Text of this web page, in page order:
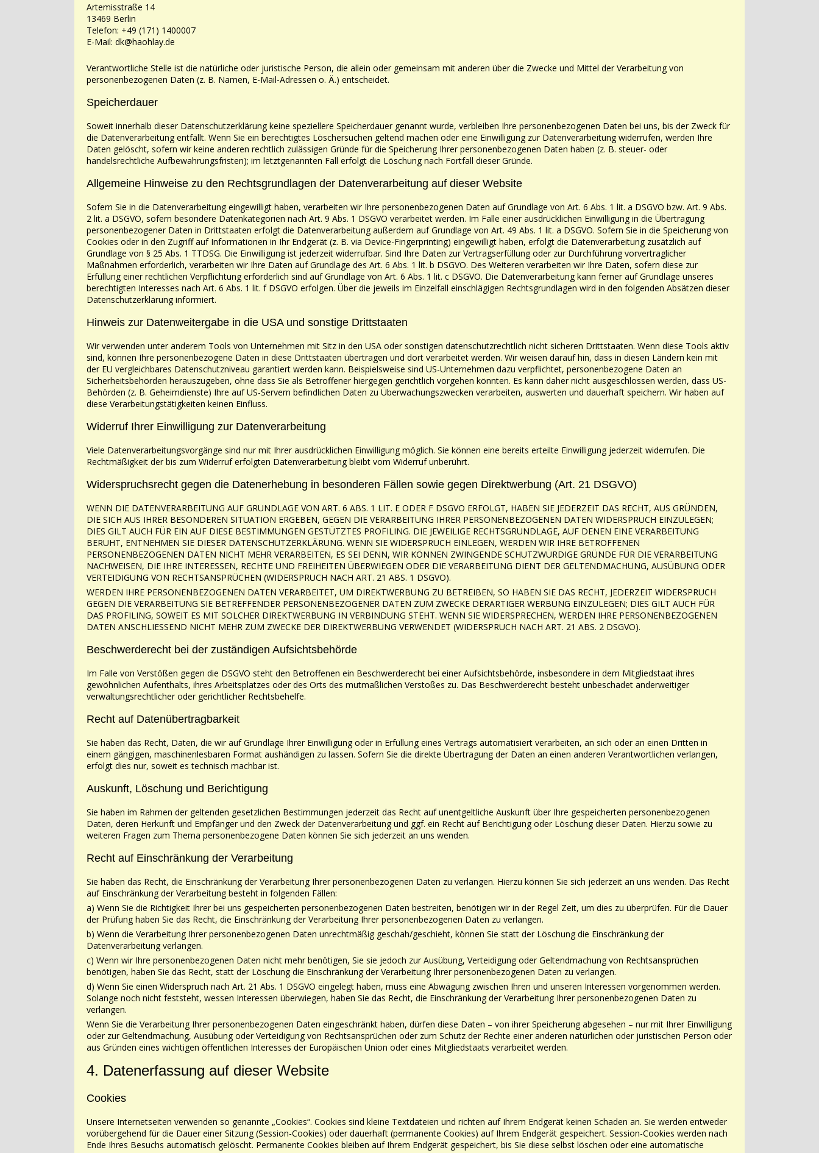
Artemisstraße 14
13469 Berlin
Telefon: +49 (171) 1400007
E-Mail: dk@haohlay.de
Verantwortliche Stelle ist die natürliche oder juristische Person, die allein oder gemeinsam mit anderen überdie Zwecke und Mittel der Verarbeitung von
personenbezogenen Daten (z. B. Namen, E-Mail-Adressen o. Ä.) entscheidet.
Speicherdauer
Soweit innerhalb dieser Datenschutzerklärung keine speziellere Speicherdauer genannt wurde, verbleiben Ihre personenbezogenen Daten bei uns, bis der Zweck für
die Datenverarbeitung entfällt. Wenn Sie ein berechtigtes Löschersuchen geltend machen oder eine Einwilligung zur Datenverarbeitung widerrufen, werden Ihre
Daten gelöscht, sofern wir keine anderen rechtlich zulässigen Gründe für die Speicherung Ihrerpersonenbezogenen Daten haben (z. B. steuer- oder
handelsrechtliche Aufbewahrungsfristen); im letztgenannten Fall erfolgt die Löschung nach Fortfall dieser Gründe.
Allgemeine Hinweise zu den Rechtsgrundlagen der Datenverarbeitung auf dieser Website
Sofern Sie in die Datenverarbeitung eingewilligt haben, verarbeiten wir Ihre personenbezogenen Daten aufGrundlage von Art. 6 Abs. 1 lit. a DSGVO bzw. Art. 9 Abs.
2 lit. a DSGVO, sofern besondere Datenkategorien nach Art. 9 Abs. 1 DSGVO verarbeitet werden. Im Falle einer ausdrücklichen Einwilligung in die Übertragung
personenbezogener Daten in Drittstaaten erfolgt die Datenverarbeitung außerdem auf Grundlage von Art. 49 Abs. 1 lit. a DSGVO. Sofern Sie in die Speicherung von
Cookies oder in den Zugriff auf Informationen in Ihr Endgerät (z. B. via Device-Fingerprinting) eingewilligt haben, erfolgt die Datenverarbeitung zusätzlich auf
Grundlage von § 25 Abs. 1 TTDSG. Die Einwilligung ist jederzeit widerrufbar. Sind Ihre Daten zurVertragserfüllung oder zur Durchführung vorvertraglicher
Maßnahmen erforderlich, verarbeiten wir Ihre Daten auf Grundlage des Art. 6 Abs. 1 lit. b DSGVO. Des Weiteren verarbeiten wir Ihre Daten, sofern diese zur
Erfüllung einer rechtlichen Verpflichtung erforderlich sind auf Grundlage von Art. 6 Abs. 1 lit. c DSGVO. Die Datenverarbeitung kann ferner auf Grundlage unseres
berechtigten Interesses nach Art. 6 Abs. 1 lit. f DSGVO erfolgen. Über die jeweils im Einzelfall einschlägigen Rechtsgrundlagen wird in den folgenden Absätzen dieser
Datenschutzerklärung informiert.
Hinweis zur Datenweitergabe in die USA und sonstige Drittstaaten
Wir verwenden unter anderem Tools von Unternehmen mit Sitz in den USA oder sonstigen datenschutzrechtlich nicht sicheren Drittstaaten. Wenn diese Tools aktiv
sind, können Ihre personenbezogene Daten in diese Drittstaaten übertragen und dort verarbeitet werden. Wir weisen daraufhin, dass in diesen Ländern kein mit
der EU vergleichbares Datenschutzniveau garantiert werden kann. Beispielsweise sind US-Unternehmen dazu verpflichtet, personenbezogene Daten an
Sicherheitsbehörden herauszugeben, ohne dass Sie als Betroffener hiergegen gerichtlich vorgehen könnten. Es kann daher nicht ausgeschlossen werden, dass US-
Behörden (z. B. Geheimdienste) Ihre auf US-Servern befindlichen Daten zu Überwachungszwecken verarbeiten, auswerten und dauerhaft speichern. Wir haben auf
diese Verarbeitungstätigkeiten keinen Einfluss.
Widerruf Ihrer Einwilligung zur Datenverarbeitung
Viele Datenverarbeitungsvorgänge sind nur mit Ihrer ausdrücklichen Einwilligung möglich. Sie können eine bereits erteilte Einwilligung jederzeit widerrufen. Die
Rechtmäßigkeit der bis zum Widerruf erfolgten Datenverarbeitung bleibt vom Widerruf unberührt.
Widerspruchsrecht gegen die Datenerhebung in besonderen Fällen sowie gegen Direktwerbung (Art. 21 DSGVO)
WENN DIE DATENVERARBEITUNG AUF GRUNDLAGE VON ART. 6 ABS. 1 LIT. E ODER F DSGVO ERFOLGT, HABEN SIE JEDERZEIT DAS RECHT, AUS GRÜNDEN,
DIE SICH AUS IHRER BESONDEREN SITUATION ERGEBEN, GEGEN DIE VERARBEITUNG IHRER PERSONENBEZOGENEN DATEN WIDERSPRUCH EINZULEGEN;
DIES GILT AUCH FÜR EIN AUF DIESE BESTIMMUNGEN GESTÜTZTES PROFILING. DIE JEWEILIGE RECHTSGRUNDLAGE, AUF DENEN EINE VERARBEITUNG
BERUHT, ENTNEHMEN SIE DIESER DATENSCHUTZERKLÄRUNG. WENN SIE WIDERSPRUCH EINLEGEN, WERDEN WIR IHRE BETROFFENEN
PERSONENBEZOGENEN DATEN NICHT MEHR VERARBEITEN, ES SEI DENN, WIR KÖNNEN ZWINGENDE SCHUTZWÜRDIGE GRÜNDE FÜR DIE VERARBEITUNG
NACHWEISEN, DIE IHRE INTERESSEN, RECHTE UND FREIHEITEN ÜBERWIEGEN ODER DIE VERARBEITUNG DIENT DER GELTENDMACHUNG, AUSÜBUNG ODER
VERTEIDIGUNG VON RECHTSANSPRÜCHEN (WIDERSPRUCH NACH ART. 21 ABS. 1 DSGVO).
WERDEN IHRE PERSONENBEZOGENEN DATEN VERARBEITET, UM DIREKTWERBUNG ZU BETREIBEN, SO HABEN SIE DAS RECHT, JEDERZEIT WIDERSPRUCH
GEGEN DIE VERARBEITUNG SIE BETREFFENDER PERSONENBEZOGENER DATEN ZUM ZWECKE DERARTIGER WERBUNG EINZULEGEN; DIES GILT AUCH FÜR
DAS PROFILING, SOWEIT ES MIT SOLCHER DIREKTWERBUNG IN VERBINDUNG STEHT. WENN SIE WIDERSPRECHEN, WERDEN IHRE PERSONENBEZOGENEN
DATEN ANSCHLIESSEND NICHT MEHR ZUM ZWECKE DER DIREKTWERBUNG VERWENDET (WIDERSPRUCH NACH ART. 21 ABS. 2 DSGVO).
Beschwerderecht bei der zuständigen Aufsichtsbehörde
Im Falle von Verstößen gegen die DSGVO steht den Betroffenen ein Beschwerderecht bei einerAufsichtsbehörde, insbesondere in dem Mitgliedstaat ihres
gewöhnlichen Aufenthalts, ihres Arbeitsplatzes oder des Orts des mutmaßlichen Verstoßes zu. Das Beschwerderecht besteht unbeschadet anderweitiger
verwaltungsrechtlicher oder gerichtlicher Rechtsbehelfe.
Recht auf Datenübertragbarkeit
Sie haben das Recht, Daten, die wir auf Grundlage Ihrer Einwilligung oder in Erfüllung eines Vertrags automatisiert verarbeiten, an sich oder an einen Dritten in
einem gängigen, maschinenlesbaren Format aushändigen zu lassen. Sofern Sie die direkte Übertragung der Daten an einen anderen Verantwortlichen verlangen,
erfolgt dies nur, soweit es technisch machbar ist.
Auskunft, Löschung und Berichtigung
Sie haben im Rahmen der geltenden gesetzlichen Bestimmungen jederzeit das Recht auf unentgeltliche Auskunft über Ihre gespeicherten personenbezogenen
Daten, deren Herkunft und Empfänger und den Zweck der Datenverarbeitung und ggf. ein Recht auf Berichtigung oder Löschung dieser Daten. Hierzu sowie zu
weiteren Fragen zum Thema personenbezogene Daten können Sie sich jederzeit an uns wenden.
Recht auf Einschränkung der Verarbeitung
Sie haben das Recht, die Einschränkung der Verarbeitung Ihrer personenbezogenen Daten zu verlangen. Hierzu können Sie sich jederzeit an uns wenden. Das Recht
auf Einschränkung der Verarbeitung besteht in folgenden Fällen:
a) Wenn Sie die Richtigkeit Ihrer bei uns gespeicherten personenbezogenen Daten bestreiten, benötigen wirin der Regel Zeit, um dies zu überprüfen. Für die Dauer
der Prüfung haben Sie das Recht, die Einschränkung der Verarbeitung Ihrer personenbezogenen Daten zu verlangen.
b) Wenn die Verarbeitung Ihrer personenbezogenen Daten unrechtmäßig geschah/geschieht, können Sie statt der Löschung die Einschränkung der
Datenverarbeitung verlangen.
c) Wenn wir Ihre personenbezogenen Daten nicht mehr benötigen, Sie sie jedoch zur Ausübung, Verteidigung oder Geltendmachung von Rechtsansprüchen
benötigen, haben Sie das Recht, statt der Löschung die Einschränkung der Verarbeitung Ihrer personenbezogenen Daten zu verlangen.
d) Wenn Sie einen Widerspruch nach Art. 21 Abs. 1 DSGVO eingelegt haben, muss eine Abwägung zwischen Ihren und unseren Interessen vorgenommen werden.
Solange noch nicht feststeht, wessen Interessen überwiegen, haben Sie das Recht, die Einschränkung der Verarbeitung Ihrer personenbezogenen Daten zu
verlangen.
Wenn Sie die Verarbeitung Ihrer personenbezogenen Daten eingeschränkt haben, dürfen diese Daten – von ihrer Speicherung abgesehen – nur mit Ihrer Einwilligung
oder zur Geltendmachung, Ausübung oderVerteidigung von Rechtsansprüchen oder zum Schutz der Rechte einer anderen natürlichen oder juristischen Person oder
aus Gründen eines wichtigen öffentlichen Interesses der Europäischen Union odereines Mitgliedstaats verarbeitet werden.
4. Datenerfassung auf dieser Website
Cookies
Unsere Internetseiten verwenden so genannte „Cookies“. Cookies sind kleine Textdateien und richten auf Ihrem Endgerät keinen Schaden an. Sie werden entweder
vorübergehend für die Dauer einer Sitzung(Session-Cookies) oder dauerhaft (permanente Cookies) auf Ihrem Endgerät gespeichert. Session-Cookies werden nach
Ende Ihres Besuchs automatisch gelöscht. Permanente Cookies bleiben auf Ihrem Endgerät gespeichert, bis Sie diese selbst löschen oder eine automatische